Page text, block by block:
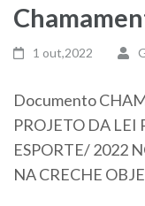
1 out,2022
Documento
PROJETO DA LEI
ESPORTE/ 2022
NA CRECHE